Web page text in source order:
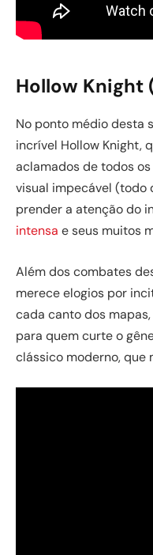
Hollow Knight
No ponto médio desta
incrível Hollow Knight,
aclamados de todos
visual impecável (todo
prender a atenção do
intensa e seus muitos
Além dos combates
merece elogios por
cada canto dos
para quem curte o
clássico moderno, que